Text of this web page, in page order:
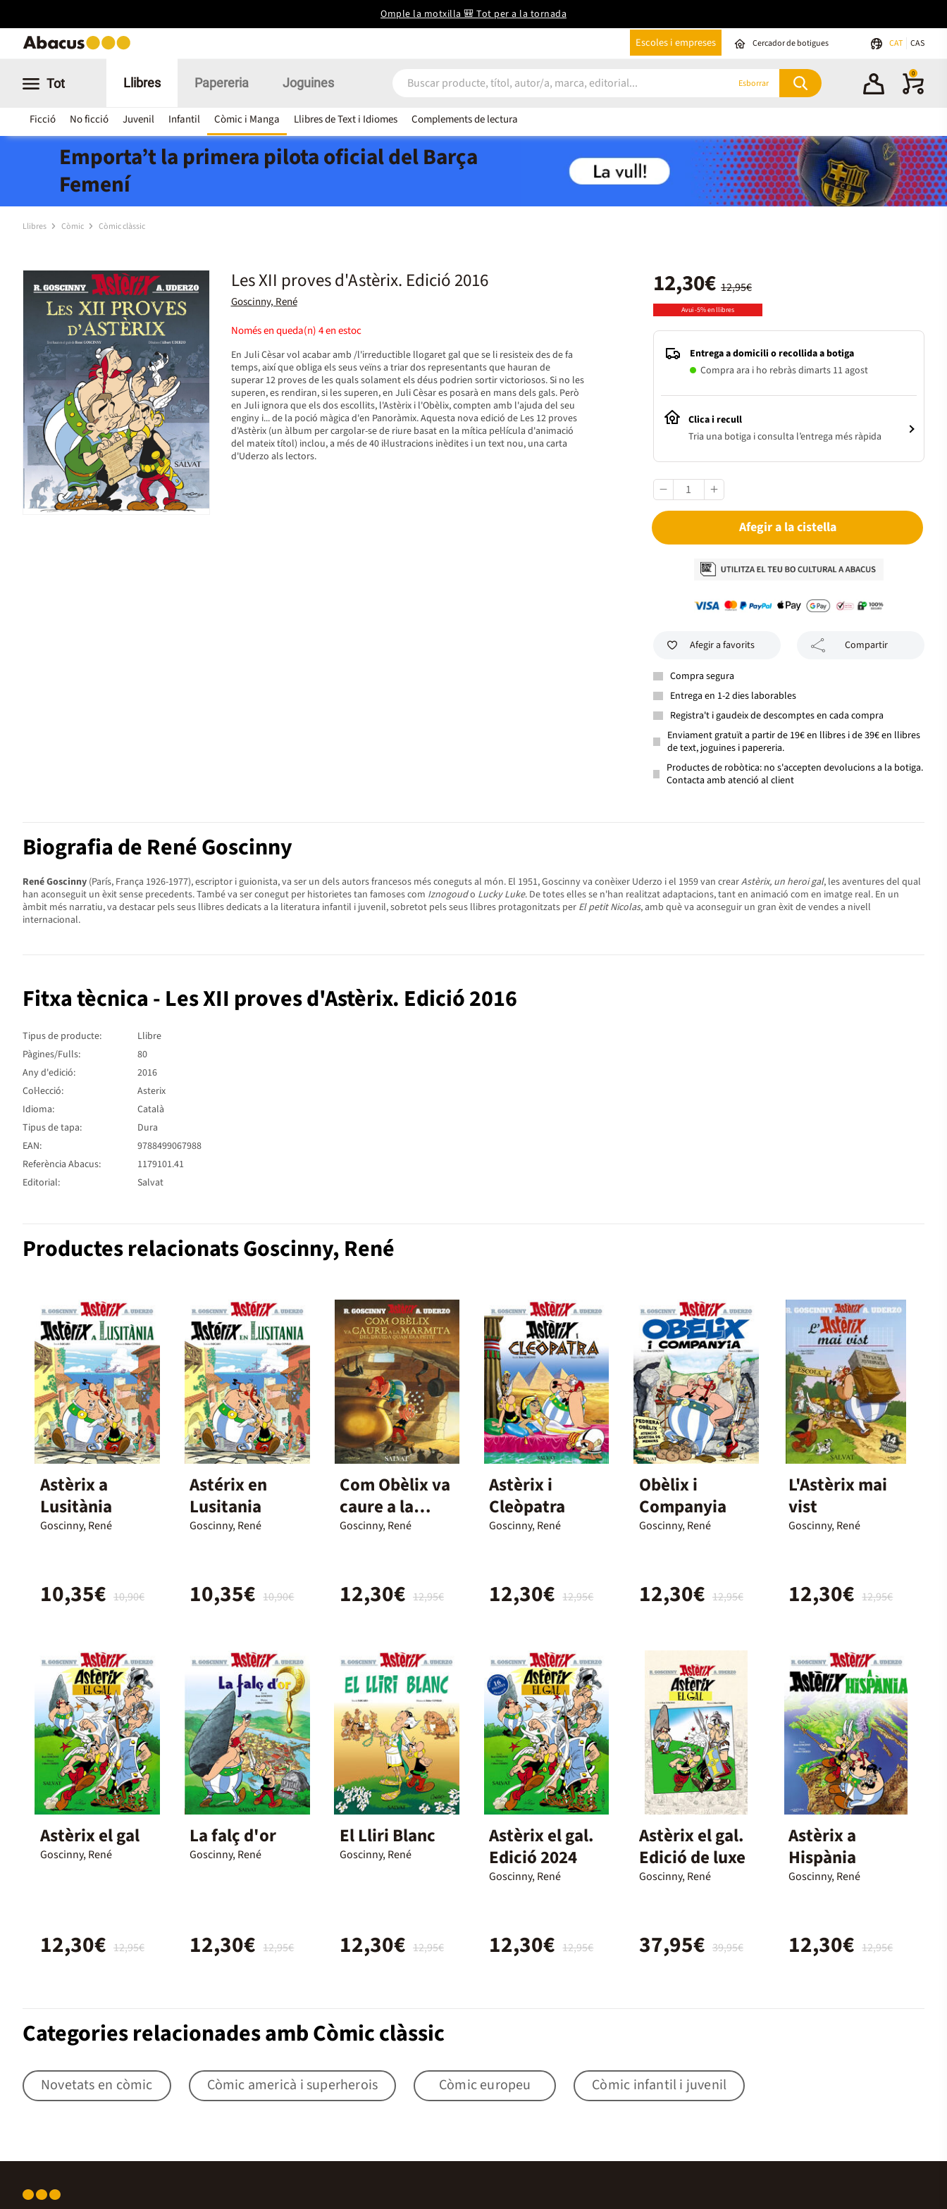
Omple la motxilla 🎒 Tot per a la tornada
Escoles i empreses Cercador de botigues CAT CAS
Tot Llibres
Ficció No ficció Juvenil Infantil Còmic i Manga Llibres de Text i Idiomes Complements de lectura
Papereria Joguines Esborrar
0
Emporta’t la primera pilota oficial del Barça
Femení
Llibres Còmic Còmic clàssic
Les XII proves d'Astèrix. Edició 2016
Goscinny, René
Només en queda(n)4en estoc
En Juli Cèsar vol acabar amb /l'irreductible llogaret gal que se li resisteix des de fa
temps, així que obliga els seus veïns a triar dos representants que hauran de
superar 12 proves de les quals solament els déus podrien sortir victoriosos. Si no les
superen, es rendiran, si les superen, en Juli Cèsar es posarà en mans dels gals. Però
en Juli ignora que els dos escollits, l'Astèrix i l'Obèlix, compten amb l'ajuda del seu
enginy i... de la poció màgica d'en Panoràmix. Aquesta nova edició de Les 12 proves
d'Astèrix (un àlbum per cargolar-se de riure basat en la mítica pel·lícula d'animació
del mateix títol) inclou, a més de 40 il·lustracions inèdites i un text nou, una carta
d'Uderzo als lectors.
12,95€
12,30€
Avui -5% en llibres
Entrega a domicili o recollida a botiga
Compra ara i ho rebràs dimarts 11 agost
Clica i recull
Tria una botiga i consulta l’entrega més ràpida
Afegir a la cistella
Afegir a favorits Compartir
Compra segura
Entrega en 1-2 dies laborables
Registra't i gaudeix de descomptes en cada compra
Enviament gratuït a partir de 19€ en llibres i de 39€ en llibres
de text, joguines i papereria.
Productes de robòtica: no s'accepten devolucions a la botiga.
Contacta amb atenció al client
Biografia de René Goscinny
René Goscinny (París, França 1926-1977), escriptor i guionista, va ser un dels autors francesos més coneguts al món. El 1951, Goscinny va conèixer Uderzo i el 1959 van crearAstèrix, un heroi gal, les aventures del qual
han aconseguit un èxit sense precedents. També va ser conegut per historietes tan famoses com Iznogoudo Lucky Luke. De totes elles se n'han realitzat adaptacions, tant en animació com en imatge real. En un
àmbit més narratiu, va destacar pels seus llibres dedicats a la literatura infantil i juvenil, sobretot pels seus llibres protagonitzats per El petit Nicolas, amb què va aconseguir un gran èxit de vendes a nivell
internacional.
Fitxa tècnica - Les XII proves d'Astèrix. Edició 2016
Tipus de producte:
Llibre
Pàgines/Fulls:
80
Any d'edició:
2016
Col·lecció:
Asterix
Idioma:
Català
Tipus de tapa:
Dura
EAN:
9788499067988
Referència Abacus:
1179101.41
Editorial:
Salvat
Productes relacionats Goscinny, René
Astèrix a
Lusitània
Goscinny, René
10,90€
10,35€
Astérix en
Lusitania
Goscinny, René
10,90€
10,35€
Com Obèlix va
caure a la
marmita del
(català)
Goscinny, René
12,95€
12,30€
Astèrix i
Cleòpatra
Goscinny, René
12,95€
12,30€
Obèlix i
Companyia
Goscinny, René
12,95€
12,30€
L'Astèrix mai
vist
Goscinny, René
12,95€
12,30€
Astèrix el gal
Goscinny, René
12,95€
12,30€
La falç d'or
Goscinny, René
12,95€
12,30€
El Lliri Blanc
Goscinny, René
12,95€
12,30€
Astèrix el gal.
Edició 2024
Goscinny, René
12,95€
12,30€
Astèrix el gal.
Edició de luxe
Goscinny, René
39,95€
37,95€
Astèrix a
Hispània
Goscinny, René
12,95€
12,30€
Categories relacionades amb Còmic clàssic
Novetats en còmic Còmic americà i superherois Còmic europeu Còmic infantil i juvenil